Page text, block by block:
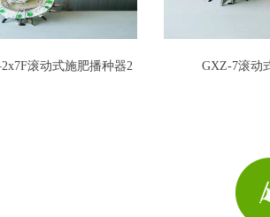
滚动式施肥播种器2
GXZ-7滚动